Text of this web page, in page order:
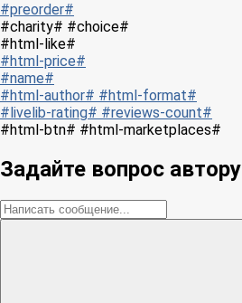
#preorder#
#charity# #choice#
#html-like#
#html-price#
#name#
#html-author# #html-format#
#livelib-rating# #reviews-count#
#html-btn# #html-marketplaces#
Задайте вопрос автору